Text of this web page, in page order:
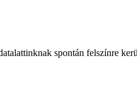
spontán felszínre